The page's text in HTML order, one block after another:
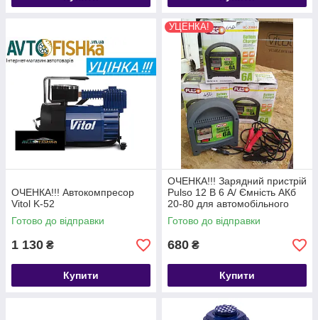
ОЧЕНКА!!! Автокомпресор
Vitol K-52
Готово до відправки
1 130 ₴
Купити
УЦЕНКА!
ОЧЕНКА!!! Зарядний пристрій
Pulso 12 В 6 А/ Ємність АКб
20-80 для автомобільного
акумулятора
Готово до відправки
680 ₴
Купити